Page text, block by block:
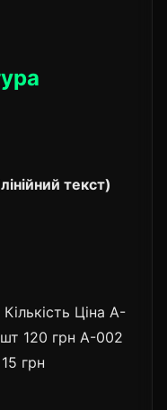
текст)
Ціна A-
120 грн A-002
грн